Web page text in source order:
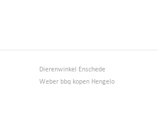
Dierenwinkel Enschede
Weber bbq kopen Hengelo